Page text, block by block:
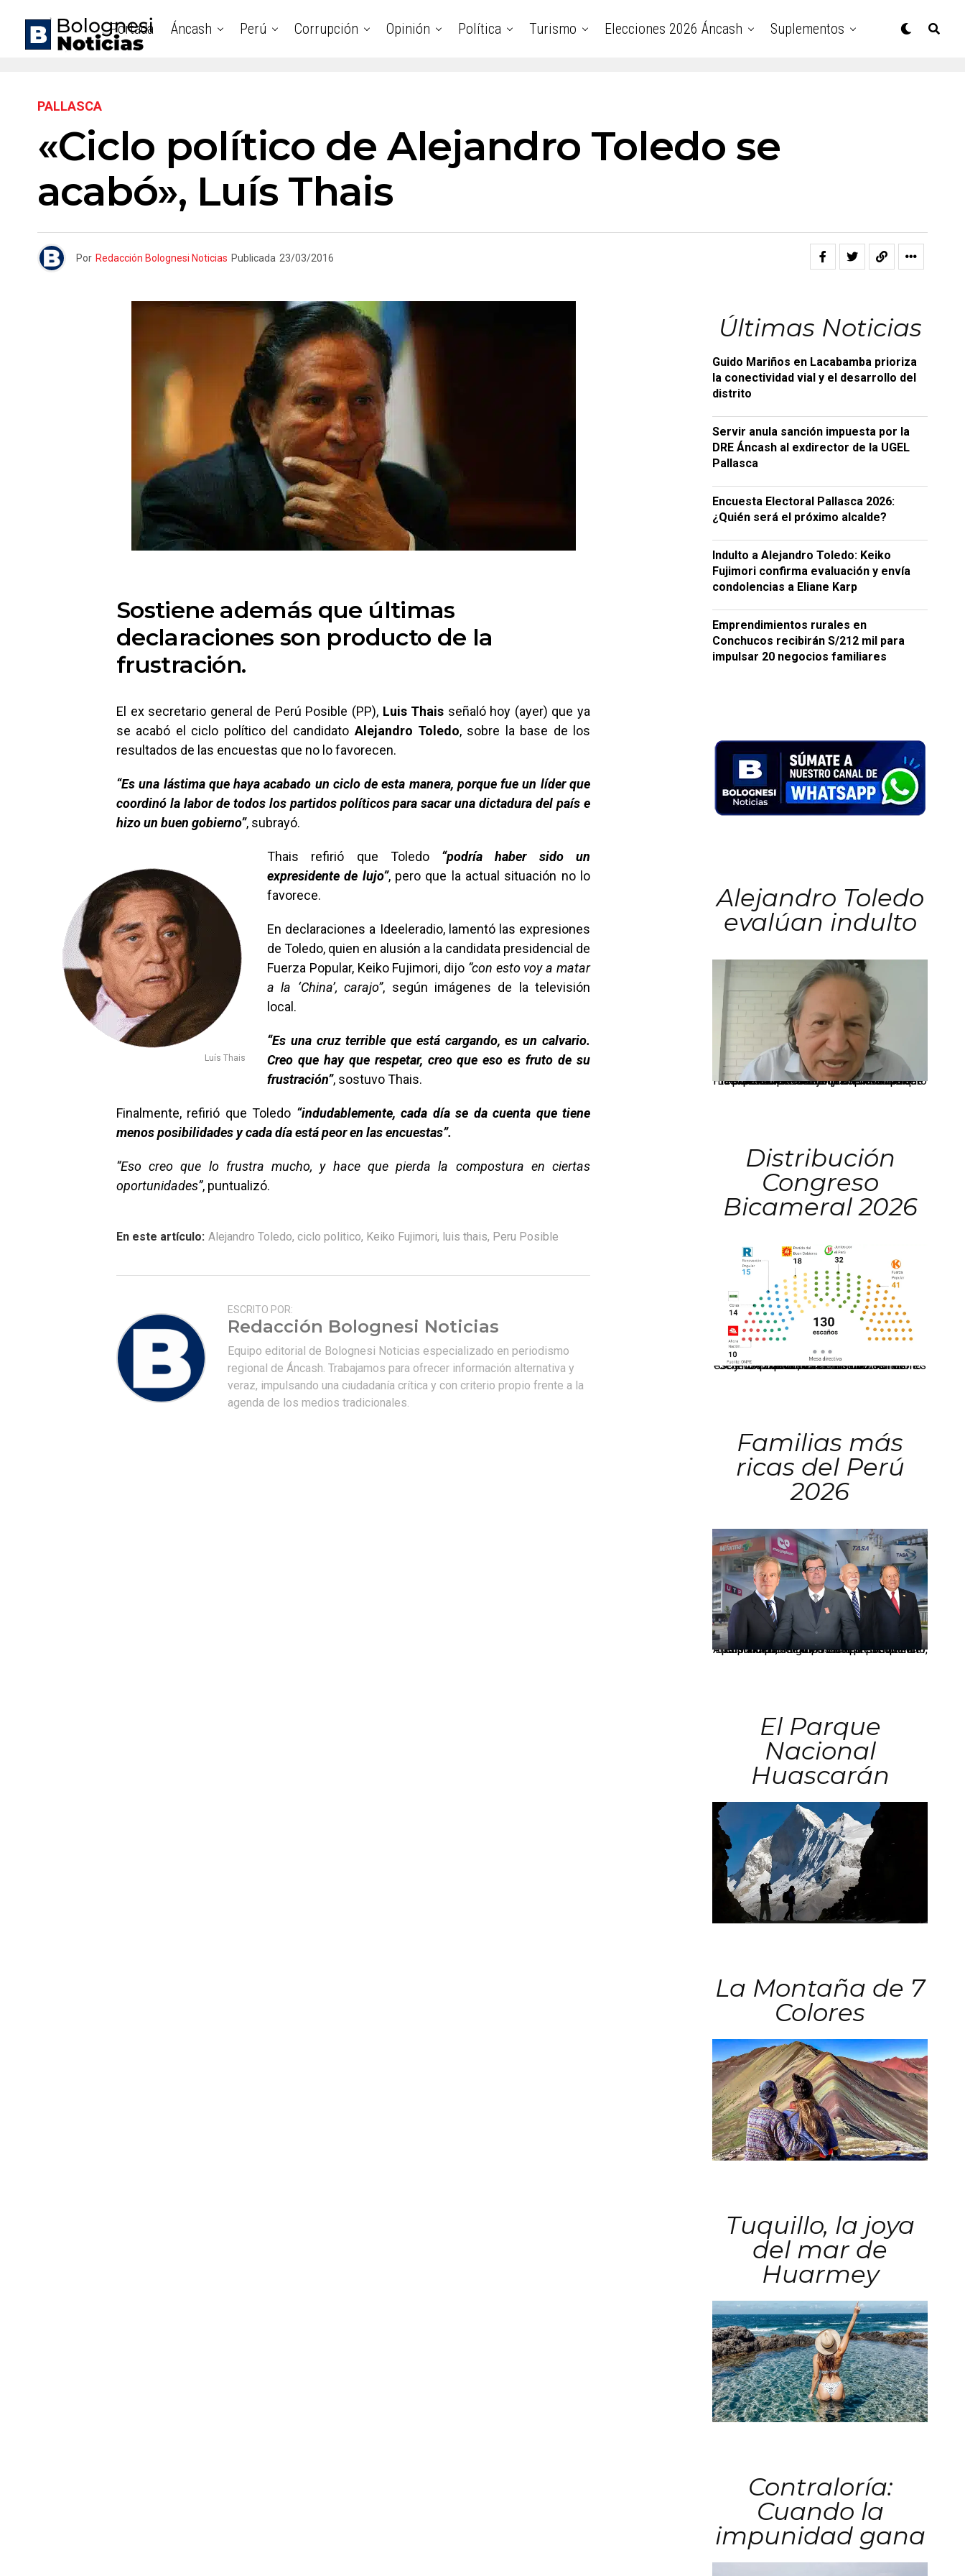
Portada Áncash Perú Corrupción Opinión Política Turismo Elecciones 2026 Áncash Suplementos
PALLASCA
«Ciclo político de Alejandro Toledo se
acabó», Luís Thais
Por Redacción Bolognesi Noticias Publicada 23/03/2016
Sostiene además que últimas
declaraciones son producto de la
frustración.
El ex secretario general de Perú Posible (PP), Luis Thais señaló hoy (ayer) que ya
se acabó el ciclo político del candidato Alejandro Toledo, sobre la base de los
resultados de las encuestas que no lo favorecen.
“Es una lástima que haya acabado un ciclo de esta manera, porque fue un líder que
coordinó la labor de todos los partidos políticos para sacar una dictadura del país e
hizo un buen gobierno”, subrayó.
Luís Thais
Thais refirió que Toledo “podría haber sido un
expresidente de lujo”, pero que la actual situación no lo
favorece.
En declaraciones a Ideeleradio, lamentó las expresiones
de Toledo, quien en alusión a la candidata presidencial de
Fuerza Popular, Keiko Fujimori, dijo “con esto voy a matar
a la ‘China’, carajo”, según imágenes de la televisión
local.
“Es una cruz terrible que está cargando, es un calvario.
Creo que hay que respetar, creo que eso es fruto de su
frustración”, sostuvo Thais.
Finalmente, refirió que Toledo “indudablemente, cada día se da cuenta que tiene
menos posibilidades y cada día está peor en las encuestas”.
“Eso creo que lo frustra mucho, y hace que pierda la compostura en ciertas
oportunidades”, puntualizó.
En este artículo: Alejandro Toledo, ciclo politico, Keiko Fujimori, luis thais, Peru Posible
ESCRITO POR:
Redacción Bolognesi Noticias
Equipo editorial de Bolognesi Noticias especializado en periodismo
regional de Áncash. Trabajamos para ofrecer información alternativa y
veraz, impulsando una ciudadanía crítica y con criterio propio frente a la
agenda de los medios tradicionales.
Últimas Noticias
Guido Mariños en Lacabamba prioriza
la conectividad vial y el desarrollo del
distrito
Servir anula sanción impuesta por la
DRE Áncash al exdirector de la UGEL
Pallasca
Encuesta Electoral Pallasca 2026:
¿Quién será el próximo alcalde?
Indulto a Alejandro Toledo: Keiko
Fujimori confirma evaluación y envía
condolencias a Eliane Karp
Emprendimientos rurales en
Conchucos recibirán S/212 mil para
impulsar 20 negocios familiares
Alejandro Toledo
evalúan indulto
La presidenta Keiko Fujimori informó que la solicitud de indulto presentada por el expresidente Alejandro Toledo será evaluada por la Comisión de Gracias Presidenciales conforme al procedimiento establecido.
Distribución
Congreso
Bicameral 2026
El JNE oficializó la distribución de escaños para la elección de 60 senadores y 130 diputados en las Elecciones Generales 2026, tras el restablecimiento de la Bicameralidad.
Familias más
ricas del Perú
2026
Los principales grupos empresariales del país mantienen una fuerte presencia en Áncash mediante inversiones en comercio, educación, salud e industria pesquera.
El Parque
Nacional
Huascarán
La Montaña de 7
Colores
Tuquillo, la joya
del mar de
Huarmey
Contraloría:
Cuando la
impunidad gana